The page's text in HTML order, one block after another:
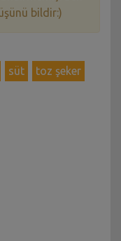
bildir:)
süt toz şeker